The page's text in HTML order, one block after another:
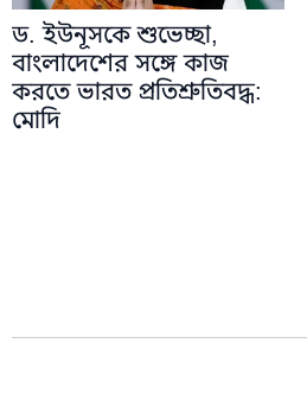
ড. ইউনূসকে শুভেচ্ছা,
বাংলাদেশের সঙ্গে কাজ
করতে ভারত প্রতিশ্রুতিবদ্ধ:
মোদি